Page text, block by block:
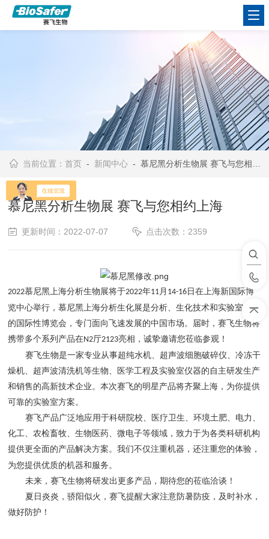
当前位置：首页 - 新闻中心 - 慕尼黑分析生物展 赛飞与您相约上海
慕尼黑分析生物展 赛飞与您相约上海
更新时间：2022-07-07 点击次数：2359
2022慕尼黑上海分析生物展将于2022年11月 14-16 日在上海新国际博
览中心举行，慕尼黑上海分析生化展是分析、生化技术和实验室技术
的国际性博览会，专门面向飞速发展的中国市场。届时，赛飞生物将
携带多个系列产品在N2厅2123亮相，诚挚邀请您莅临参观！
赛飞生物是一家专业从事超纯水机、超声波细胞破碎仪、冷冻干
燥机、超声波清洗机等生物、医学工程及实验室仪器的自主研发生产
和销售的高新技术企业。本次赛飞的明星产品将齐聚上海，为你提供
可靠的实验室方案。
赛飞产品广泛地应用于科研院校、医疗卫生、环境土肥、电力、
化工、农检畜牧、生物医药、微电子等领域，致力于为各类科研机构
提供更全面的产品解决方案。我们不仅注重机器，还注重您的体验，
为您提供优质的机器和 服务。
未来，赛飞生物将研发出更多产品，期待您的莅临洽谈！
夏日炎炎，骄阳似火，赛飞提醒大家注意防暑防疫，及时补水，
做好防护！